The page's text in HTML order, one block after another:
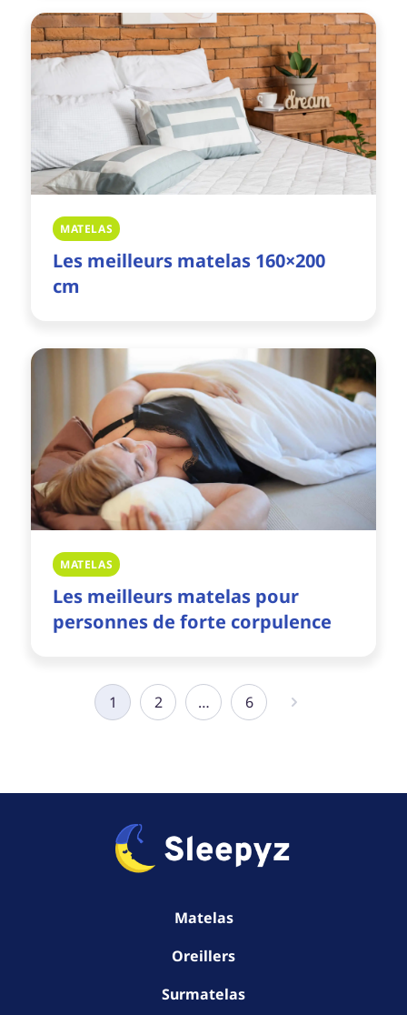
MATELAS
Les meilleurs matelas 160×200
cm
MATELAS
Les meilleurs matelas pour
personnes de forte corpulence
Pagination
des
1 2 … 6
Matelas
Oreillers
Surmatelas